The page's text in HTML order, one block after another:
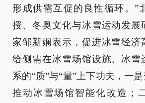
形成供需互促的良性循环。”
授、冬奥文化与冰雪运动发展
家邹新娴表示，促进冰雪经济
给侧需在冰雪场馆设施、冰雪
系的“质”与“量”上下功夫，一
推动冰雪场馆智能化改造；